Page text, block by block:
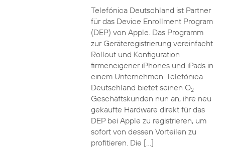
Telefónica Deutschland ist Partner
für das Device Enrollment Program
(DEP) von Apple. Das Programm
zur Geräteregistrierung vereinfacht
Rollout und Konfiguration
firmeneigener iPhones und iPads in
einem Unternehmen. Telefónica
Deutschland bietet seinen O2
Geschäftskunden nun an, ihre neu
gekaufte Hardware direkt für das
DEP bei Apple zu registrieren, um
sofort von dessen Vorteilen zu
profitieren. Die […]